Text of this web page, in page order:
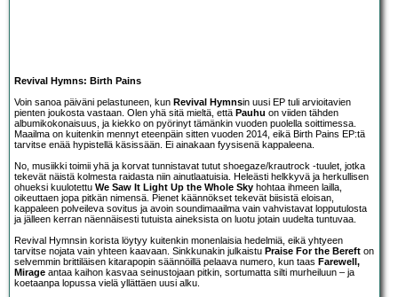
Revival Hymns: Birth Pains
Voin sanoa päiväni pelastuneen, kun Revival Hymnsin uusi EP tuli arvioitavien
pienten joukosta vastaan. Olen yhä sitä mieltä, että Pauhu on viiden tähden
albumikokonaisuus, ja kiekko on pyörinyt tämänkin vuoden puolella soittimessa.
Maailma on kuitenkin mennyt eteenpäin sitten vuoden 2014, eikä Birth Pains EP:tä
tarvitse enää hypistellä käsissään. Ei ainakaan fyysisenä kappaleena.
No, musiikki toimii yhä ja korvat tunnistavat tutut shoegaze/krautrock -tuulet, jotka
tekevät näistä kolmesta raidasta niin ainutlaatuisia. Heleästi helkkyvä ja herkullisen
ohueksi kuulotettu We Saw It Light Up the Whole Sky hohtaa ihmeen lailla,
oikeuttaen jopa pitkän nimensä. Pienet käännökset tekevät biisistä eloisan,
kappaleen polveileva sovitus ja avoin soundimaailma vain vahvistavat lopputulosta
ja jälleen kerran näennäisesti tutuista aineksista on luotu jotain uudelta tuntuvaa.
Revival Hymnsin korista löytyy kuitenkin monenlaisia hedelmiä, eikä yhtyeen
tarvitse nojata vain yhteen kaavaan. Sinkkunakin julkaistu Praise For the Bereft on
selvemmin brittiläisen kitarapopin säännöillä pelaava numero, kun taas Farewell,
Mirage antaa kaihon kasvaa seinustojaan pitkin, sortumatta silti murheiluun – ja
koetaanpa lopussa vielä yllättäen uusi alku.